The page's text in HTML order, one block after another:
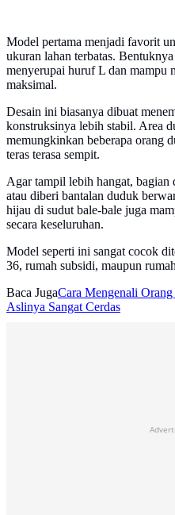
Model pertama menjadi favorit
ukuran lahan terbatas.
menyerupai huruf L dan mampu
maksimal.
Desain ini biasanya dibuat
konstruksinya lebih stabil. Area
memungkinkan beberapa orang
teras terasa sempit.
Agar tampil lebih hangat, bagian
atau diberi bantalan duduk
hijau di sudut bale-bale juga
secara keseluruhan.
Model seperti ini sangat cocok
36, rumah subsidi, maupun
Baca JugaCara Mengenali
Aslinya Sangat Cerdas